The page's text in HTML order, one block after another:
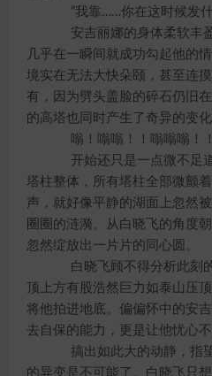
“我靠……你在这时候发什
安吉丽娜的身体柔软丰盈
几乎在一瞬间就成功勾起他的
境实在无法大快朵颐，甚至连
有，因为劈头盖脸的碎石仍旧
的高塔也同时产生了奇异的变化
嗡！嗡嗡！！嗡嗡嗡！！
开始还只是一点微不足道
塔柱整体，所有塔柱全部微颤
声，就好像平静的湖面上忽然
圈圈的涟漪。从白晓飞的角度
忽然绽放出一片片的同心圆。
白晓飞顾不得分析此刻的
顶上方有股浩然巨力如泰山压
将他拍进地底。偏偏怀中的安
去自保的能力，更是让他忧心不
搞出如此大的动静，指望
的异变是不可能了。白晓飞只